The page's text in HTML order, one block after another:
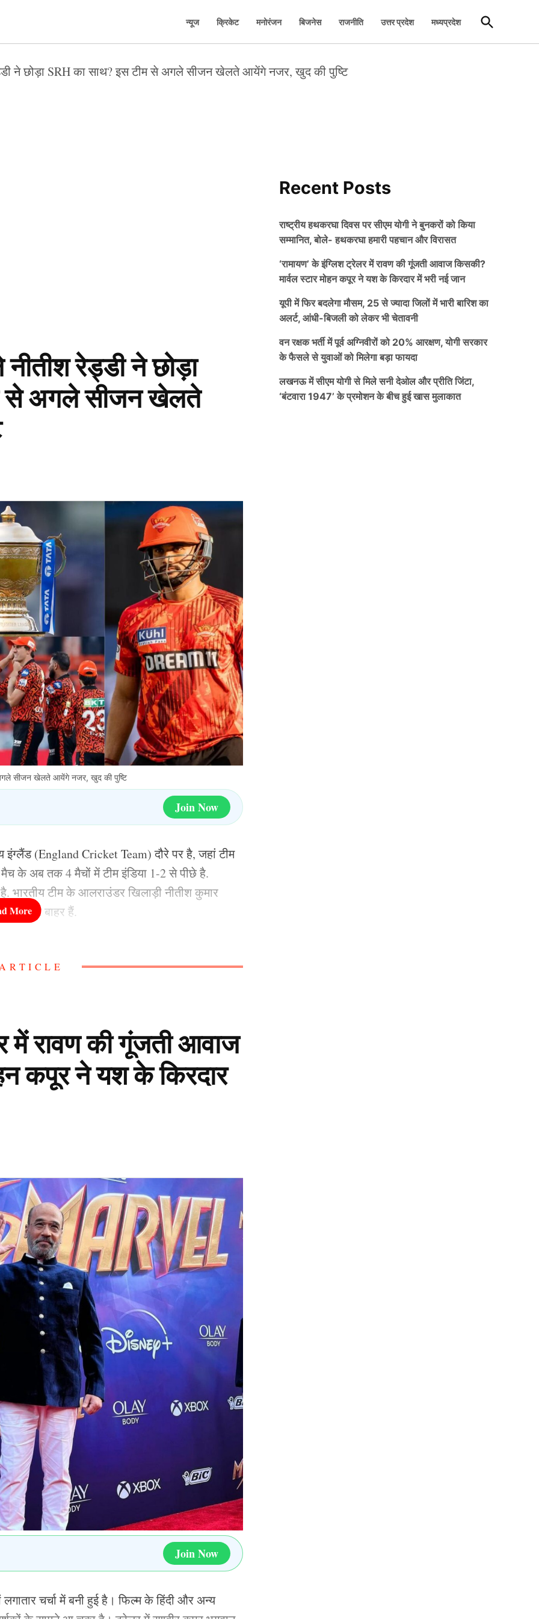
न्यूज क्रिकेट मनोरंजन बिजनेस राजनीति उत्तर प्रदेश मध्यप्रदेश
Open
Search
ने छोड़ा SRH का साथ? इस टीम से अगले सीजन खेलते आयेंगे नजर, खुद की पुष्टि
रेड्डी ने छोड़ा
से अगले सीजन खेलते
सीजन खेलते आयेंगे नजर, खुद की पुष्टि
Join Now
(England Cricket Team) दौरे पर है, जहां टीम
के अब तक 4 मैचों में टीम इंडिया 1-2 से पीछे है.
भारतीय टीम के आलराउंडर खिलाड़ी नीतीश कुमार
वजह से बाहर हैं.
(Sunrisers Hyderabad) का साथ छोड़ सकते हैं,
छोड़ने पर कही ये बात
किया है, उन्होंने अपने प्रदर्शन से सभी को प्रभावित
ने टीम इंडिया के टेस्ट फ़ॉर्मेट में अपनी जगह लगभग
था और इस डेब्यू दौरे पर ही उन्होंने भारत के लिए एक
के बाद उन्हें भविष्य के स्टार के रूप में देखा जा रहा
टीम ने दिलाई है. ऐसे में जब नीतीश रेड्डी के सनराइजर्स
दी है. नीतीश रेड्डी ने अपने सोशल मीडिया पर एक
होनी जरूरी हैं. सनराइजर्स हैदराबाद के साथ मेरा
है. मैं हमेशा इस टीम के साथ खड़ा रहूंगा.”
में किया रिटेन
5 खिलाड़ियों को रिटेन किया था, उनमे से सिर्फ 2
रेड्डी का नाम शामिल था. नीतीश कुमार रेड्डी को
की मोटी रकम देकर रिटेन किया था.
रहा, इस आलराउंडर खिलाड़ी ने इस सीजन 13 मैच
इस दौरान नीतीश रेड्डी नंबर 5 से नंबर 7 के बीच
का मौका नही था.
की छुट्टी, एशिया कप 2025 के लिए 15 सदस्यीय टीम
में रावण की गूंजती आवाज
कपूर ने यश के किरदार
Join Now
लगातार चर्चा में बनी हुई है। फिल्म के हिंदी और अन्य
Recent Posts
राष्ट्रीय हथकरघा दिवस पर सीएम योगी ने बुनकरों को किया
सम्मानित, बोले- हथकरघा हमारी पहचान और विरासत
‘रामायण’ के इंग्लिश ट्रेलर में रावण की गूंजती आवाज किसकी?
मार्वल स्टार मोहन कपूर ने यश के किरदार में भरी नई जान
यूपी में फिर बदलेगा मौसम, 25 से ज्यादा जिलों में भारी बारिश का
अलर्ट, आंधी-बिजली को लेकर भी चेतावनी
वन रक्षक भर्ती में पूर्व अग्निवीरों को 20% आरक्षण, योगी सरकार
के फैसले से युवाओं को मिलेगा बड़ा फायदा
लखनऊ में सीएम योगी से मिले सनी देओल और प्रीति जिंटा,
‘बंटवारा 1947’ के प्रमोशन के बीच हुई खास मुलाकात